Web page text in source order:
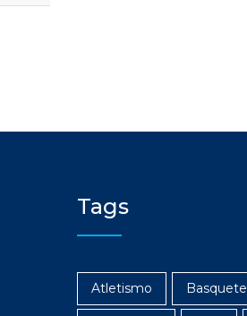
Tags
Atletismo Basquete